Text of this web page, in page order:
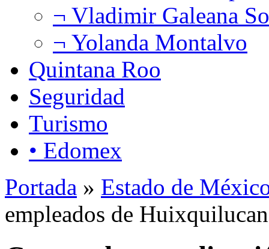
¬ Vladimir Galeana
¬ Yolanda Montalvo
Quintana Roo
Seguridad
Turismo
• Edomex
Portada » Estado de
empleados de Huixquilucan